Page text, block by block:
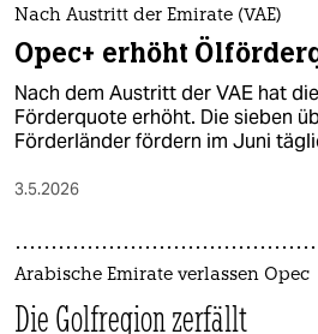
Nach Austritt der Emirate (VAE)
Opec+ erhöht
Nach dem Austritt der VAE hat
Förderquote erhöht. Die sieben
Förderländer fördern im Juni
3.5.2026
Arabische Emirate verlassen Opec
Die Golfregion zerfällt